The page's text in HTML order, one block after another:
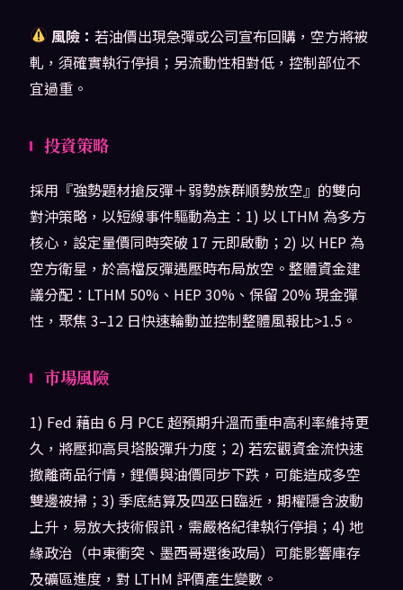
風險： 若油價出現急彈或公司宣布回購，空方將被
軋，須確實執行停損；另流動性相對低，控制部位不
宜過重。
投資策略
採用『強勢題材搶反彈＋弱勢族群順勢放空』的雙向
對沖策略，以短線事件驅動為主：1) 以 LTHM 為多方
核心，設定量價同時突破 17 元即啟動；2) 以 HEP 為
空方衛星，於高檔反彈遇壓時布局放空。整體資金建
議分配：LTHM 50%、HEP 30%、保留 20% 現金彈
性，聚焦 3–12 日快速輪動並控制整體風報比>1.5。
市場風險
1) Fed 藉由 6 月 PCE 超預期升溫而重申高利率維持更
久，將壓抑高貝塔股彈升力度；2) 若宏觀資金流快速
撤離商品行情，鋰價與油價同步下跌，可能造成多空
雙邊被掃；3) 季底結算及四巫日臨近，期權隱含波動
上升，易放大技術假訊，需嚴格紀律執行停損；4) 地
緣政治（中東衝突、墨西哥選後政局）可能影響庫存
及礦區進度，對 LTHM 評價產生變數。